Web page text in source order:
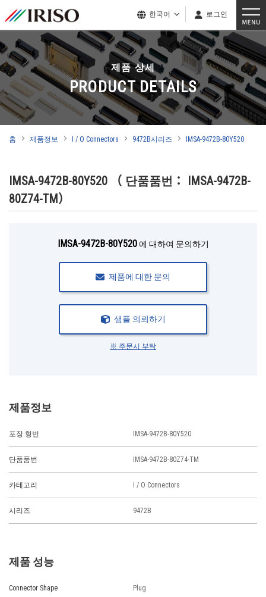
한국어 로그인
제품 상세
PRODUCT DETAILS
홈 제품정보 I / O Connectors 9472B시리즈 IMSA-9472B-80Y520
IMSA-9472B-80Y520 （ 단품품번： IMSA-9472B-
80Z74-TM）
IMSA-9472B-80Y520에 대하여 문의하기
제품에 대한 문의
샘플 의뢰하기
※ 주문시 부탁
제품정보
포장 형번 IMSA-9472B-80Y520
단품품번 IMSA-9472B-80Z74-TM
카테고리 I / O Connectors
시리즈 9472B
제품 성능
Connector Shape Plug